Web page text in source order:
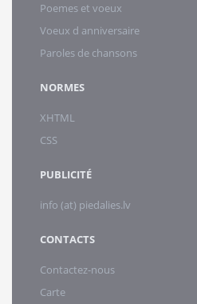
Poemes et voeux
Voeux d anniversaire
Paroles de chansons
NORMES
XHTML
CSS
PUBLICITÉ
info (at) piedalies.lv
CONTACTS
Contactez-nous
Carte